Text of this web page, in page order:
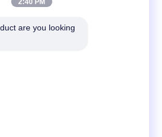
2:40 PM
are you looking